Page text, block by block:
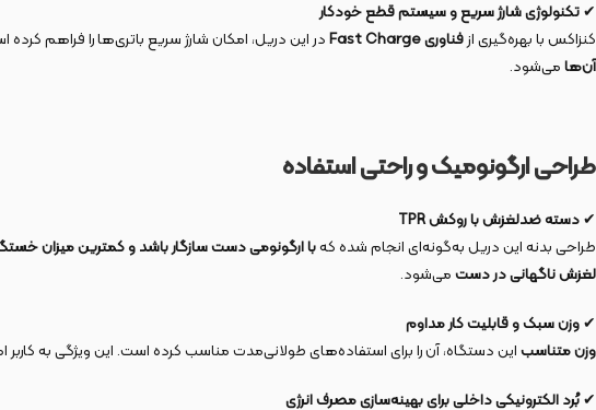
✔تکنولوژی شارژ سریع و سیستم قطع خودکار
کنزاکس با بهره‌گیری ازفناوریFast Chargeدر این دریل، امکان شارژ سریع باتری‌ها را فراهم
آن‌هامی‌شود.
طراحی ارگونومیک و راحتی استفاده
✔دسته ضدلغزش با روکشTPR
طراحی بدنه این دریل به‌گونه‌ای انجام شده کهبا ارگونومی دست سازگار باشد و کمترین میزان خستگی
لغزش ناگهانی در دستمی‌شود.
✔وزن سبک و قابلیت کار مداوم
وزن متناسباین دستگاه، آن را برای استفاده‌های طولانی‌مدت مناسب کرده است. این ویژگی به
✔بُرد الکترونیکی داخلی برای بهینه‌سازی مصرف انرژی